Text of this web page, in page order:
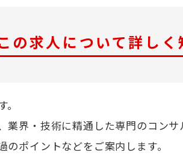
の求人について詳しく
界・技術に精通した専門のコンサ
ポイントなどをご案内します。